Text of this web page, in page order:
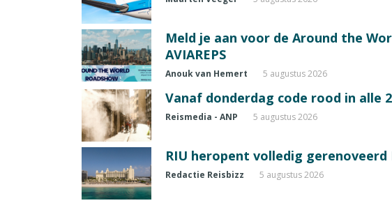
Meld je aan voor de Around the
AVIAREPS
Anouk van Hemert 5 augustus 2026
Vanaf donderdag code rood in alle
Reismedia - ANP 5 augustus 2026
RIU heropent volledig gerenoveerd
Redactie Reisbizz 5 augustus 2026